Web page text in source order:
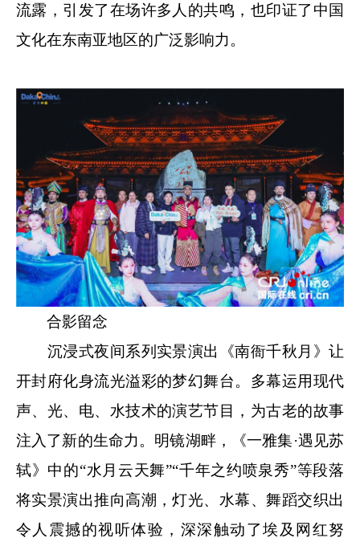
流露，引发了在场许多人的共鸣，也印证了中国
文化在东南亚地区的广泛影响力。
合影留念
沉浸式夜间系列实景演出《南衙千秋月》让
开封府化身流光溢彩的梦幻舞台。多幕运用现代
声、光、电、水技术的演艺节目，为古老的故事
注入了新的生命力。明镜湖畔，《一雅集·遇见苏
轼》中的“水月云天舞”“千年之约喷泉秀”等段落
将实景演出推向高潮，灯光、水幕、舞蹈交织出
令人震撼的视听体验，深深触动了埃及网红努